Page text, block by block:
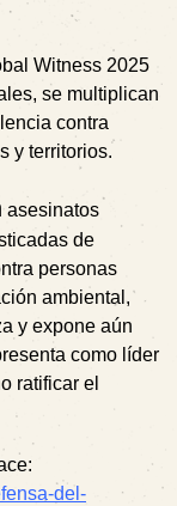
Witness 2025
se multiplican
contra
y territorios.
asesinatos
de
personas
ambiental,
y expone aún
como líder
ratificar el
del-